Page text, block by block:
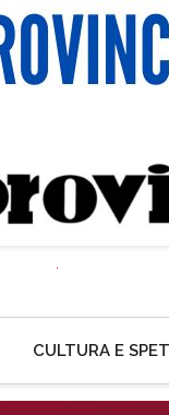
CULTURA E